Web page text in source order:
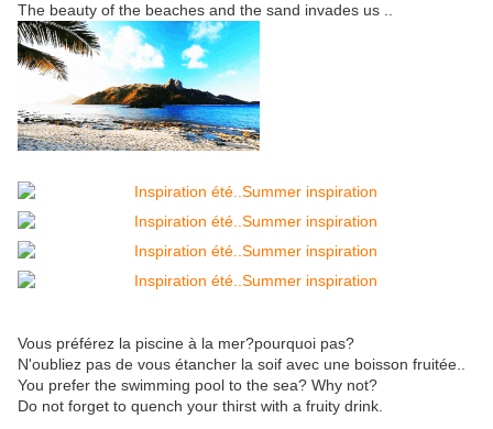
The beauty of the beaches and the sand invades us ..
Vous préférez la piscine à la mer?pourquoi pas?
N'oubliez pas de vous étancher la soif avec une boisson fruitée..
You prefer the swimming pool to the sea? Why not?
Do not forget to quench your thirst with a fruity drink.